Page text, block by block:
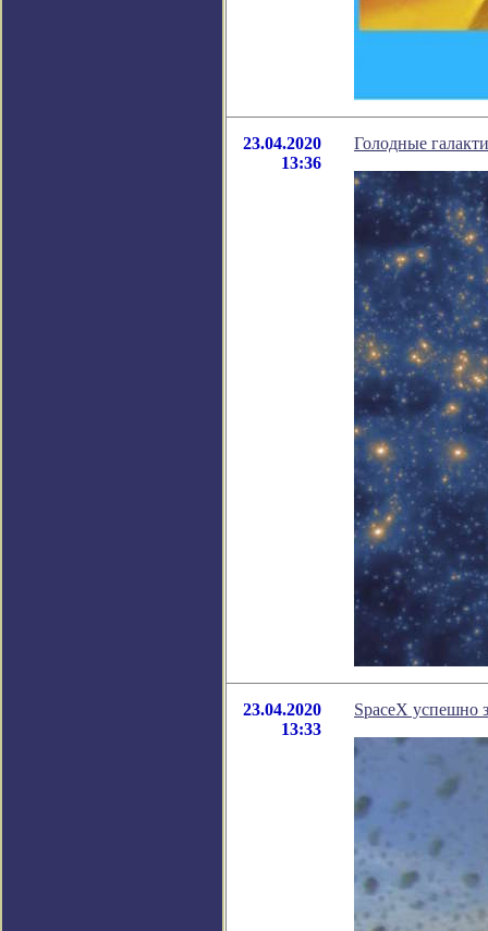
23.04.2020
13:36
Голодные
23.04.2020
13:33
SpaceX успешно